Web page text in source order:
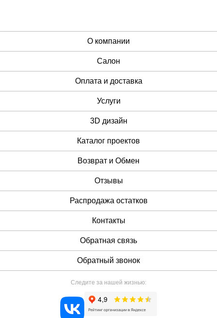
О компании
Cалон
Оплата и доставка
Услуги
3D дизайн
Каталог проектов
Возврат и Обмен
Отзывы
Распродажа остатков
Контакты
Обратная связь
Обратный звонок
Следите за нашей жизнью: